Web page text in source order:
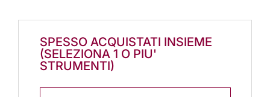
SPESSO ACQUISTATI INSIEME
(SELEZIONA 1 O PIU'
STRUMENTI)